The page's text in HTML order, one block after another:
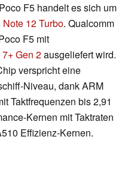
F5 handelt es sich um
Note 12 Turbo. Qualcomm
F5 mit
Gen 2ausgeliefert wird.
verspricht eine
Niveau, dank ARM
Taktfrequenzen bis 2,91
Kernen mit Taktraten
Effizienz-Kernen.